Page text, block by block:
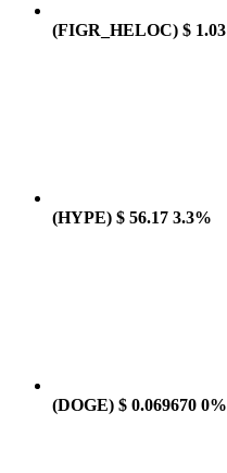
(FIGR_HELOC) $ 1.03
(HYPE) $ 56.17 3.3%
(DOGE) $ 0.069670 0%